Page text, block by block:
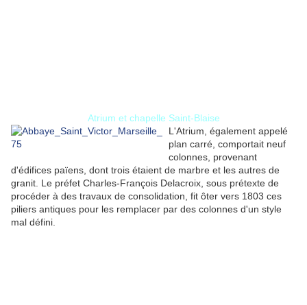
Atrium et chapelle Saint-Blaise
L'Atrium, également appelé
plan carré, comportait neuf
colonnes, provenant
d'édifices païens, dont trois étaient de marbre et les autres de
granit. Le préfet Charles-François Delacroix, sous prétexte de
procéder à des travaux de consolidation, fit ôter vers 1803 ces
piliers antiques pour les remplacer par des colonnes d'un style
mal défini.